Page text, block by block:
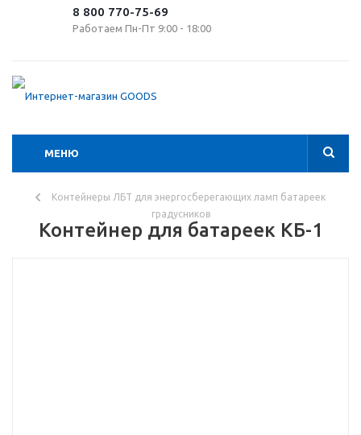
8 800 770-75-69
Работаем Пн-Пт 9:00 - 18:00
МЕНЮ
Контейнеры ЛБТ для энергосберегающих ламп батареек
градусников
Контейнер для батареек КБ-1